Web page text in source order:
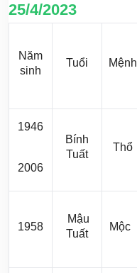
25/4/2023
Năm
sinh
Tuổi Mệnh
1946
2006
Bính
Tuất
Thổ
1958
Mậu
Tuất
Mộc